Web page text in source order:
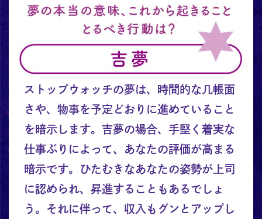
ストップウォッチの夢は、時間的な几帳面
さや、物事を予定どおりに進めていること
を暗示します。吉夢の場合、手堅く着実な
仕事ぶりによって、あなたの評価が高まる
暗示です。ひたむきなあなたの姿勢が上司
に認められ、昇進することもあるでしょ
う。それに伴って、収入もグンとアップし